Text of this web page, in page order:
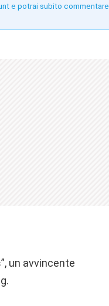
e potrai subito commentare.
un avvincente